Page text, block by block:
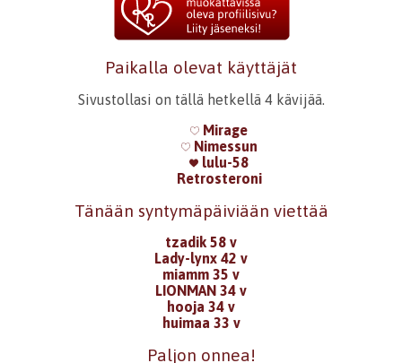
Paikalla olevat käyttäjät
Sivustollasi on tällä hetkellä 4 kävijää.
Mirage
Nimessun
lulu-58
Retrosteroni
Tänään syntymäpäiviään viettää
tzadik 58 v
Lady-lynx 42 v
miamm 35 v
LIONMAN 34 v
hooja 34 v
huimaa 33 v
Paljon onnea!